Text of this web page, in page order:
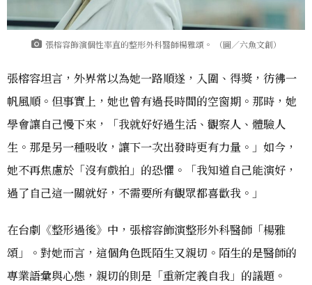
張榕容飾演個性率直的整形外科醫師楊雅頌。 （圖／六魚文創）
張榕容坦言，外界常以為她一路順遂，入圍、得獎，彷彿一
帆風順。但事實上，她也曾有過長時間的空窗期。那時，她
學會讓自己慢下來，「我就好好過生活、觀察人、體驗人
生。那是另一種吸收，讓下一次出發時更有力量。」如今，
她不再焦慮於「沒有戲拍」的恐懼。「我知道自己能演好，
過了自己這一關就好，不需要所有觀眾都喜歡我。」
在台劇《整形過後》中，張榕容飾演整形外科醫師「楊雅
頌」。對她而言，這個角色既陌生又親切。陌生的是醫師的
專業語彙與心態，親切的則是「重新定義自我」的議題。